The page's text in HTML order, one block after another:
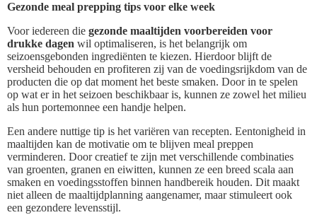
Gezonde meal prepping tips voor elke week
Voor iedereen die gezonde maaltijden voorbereiden voor
drukke dagen wil optimaliseren, is het belangrijk om
seizoensgebonden ingrediënten te kiezen. Hierdoor blijft de
versheid behouden en profiteren zij van de voedingsrijkdom van de
producten die op dat moment het beste smaken. Door in te spelen
op wat er in het seizoen beschikbaar is, kunnen ze zowel het milieu
als hun portemonnee een handje helpen.
Een andere nuttige tip is het variëren van recepten. Eentonigheid in
maaltijden kan de motivatie om te blijven meal preppen
verminderen. Door creatief te zijn met verschillende combinaties
van groenten, granen en eiwitten, kunnen ze een breed scala aan
smaken en voedingsstoffen binnen handbereik houden. Dit maakt
niet alleen de maaltijdplanning aangenamer, maar stimuleert ook
een gezondere levensstijl.